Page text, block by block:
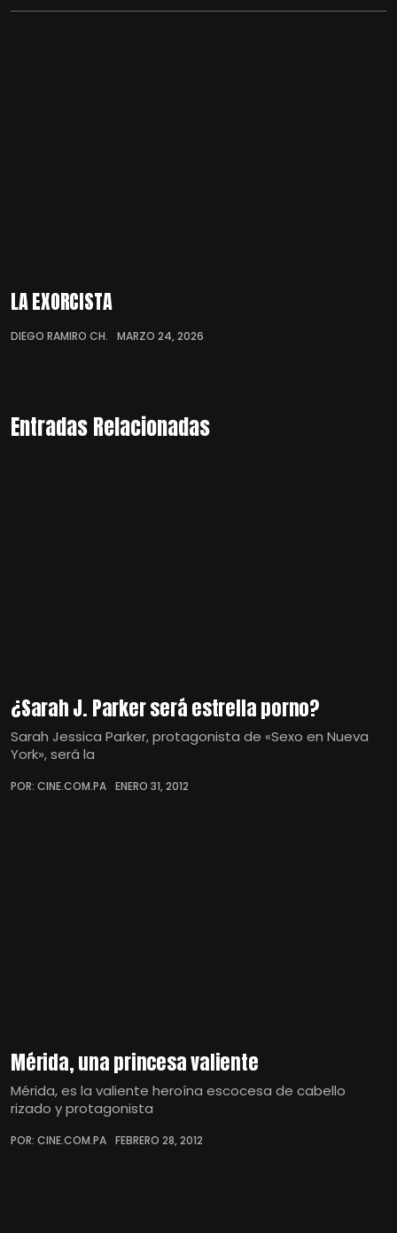
LA EXORCISTA
DIEGO RAMIRO CH. MARZO 24, 2026
Entradas Relacionadas
¿Sarah J. Parker será estrella porno?
Sarah Jessica Parker, protagonista de «Sexo en Nueva
York», será la
POR: CINE.COM.PA ENERO 31, 2012
Mérida, una princesa valiente
Mérida, es la valiente heroína escocesa de cabello
rizado y protagonista
POR: CINE.COM.PA FEBRERO 28, 2012